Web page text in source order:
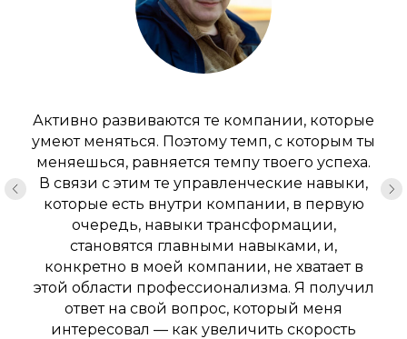
Активно развиваются те компании, которые
умеют меняться. Поэтому темп, с которым ты
меняешься, равняется темпу твоего успеха.
В связи с этим те управленческие навыки,
которые есть внутри компании, в первую
очередь, навыки трансформации,
становятся главными навыками, и,
конкретно в моей компании, не хватает в
этой области профессионализма. Я получил
ответ на свой вопрос, который меня
интересовал — как увеличить скорость